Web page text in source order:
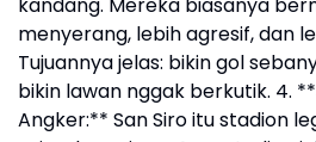
menyerang, lebih agresif, dan
Tujuannya jelas: bikin gol
bikin lawan nggak berkutik. 4.
Angker:** San Siro itu stadion